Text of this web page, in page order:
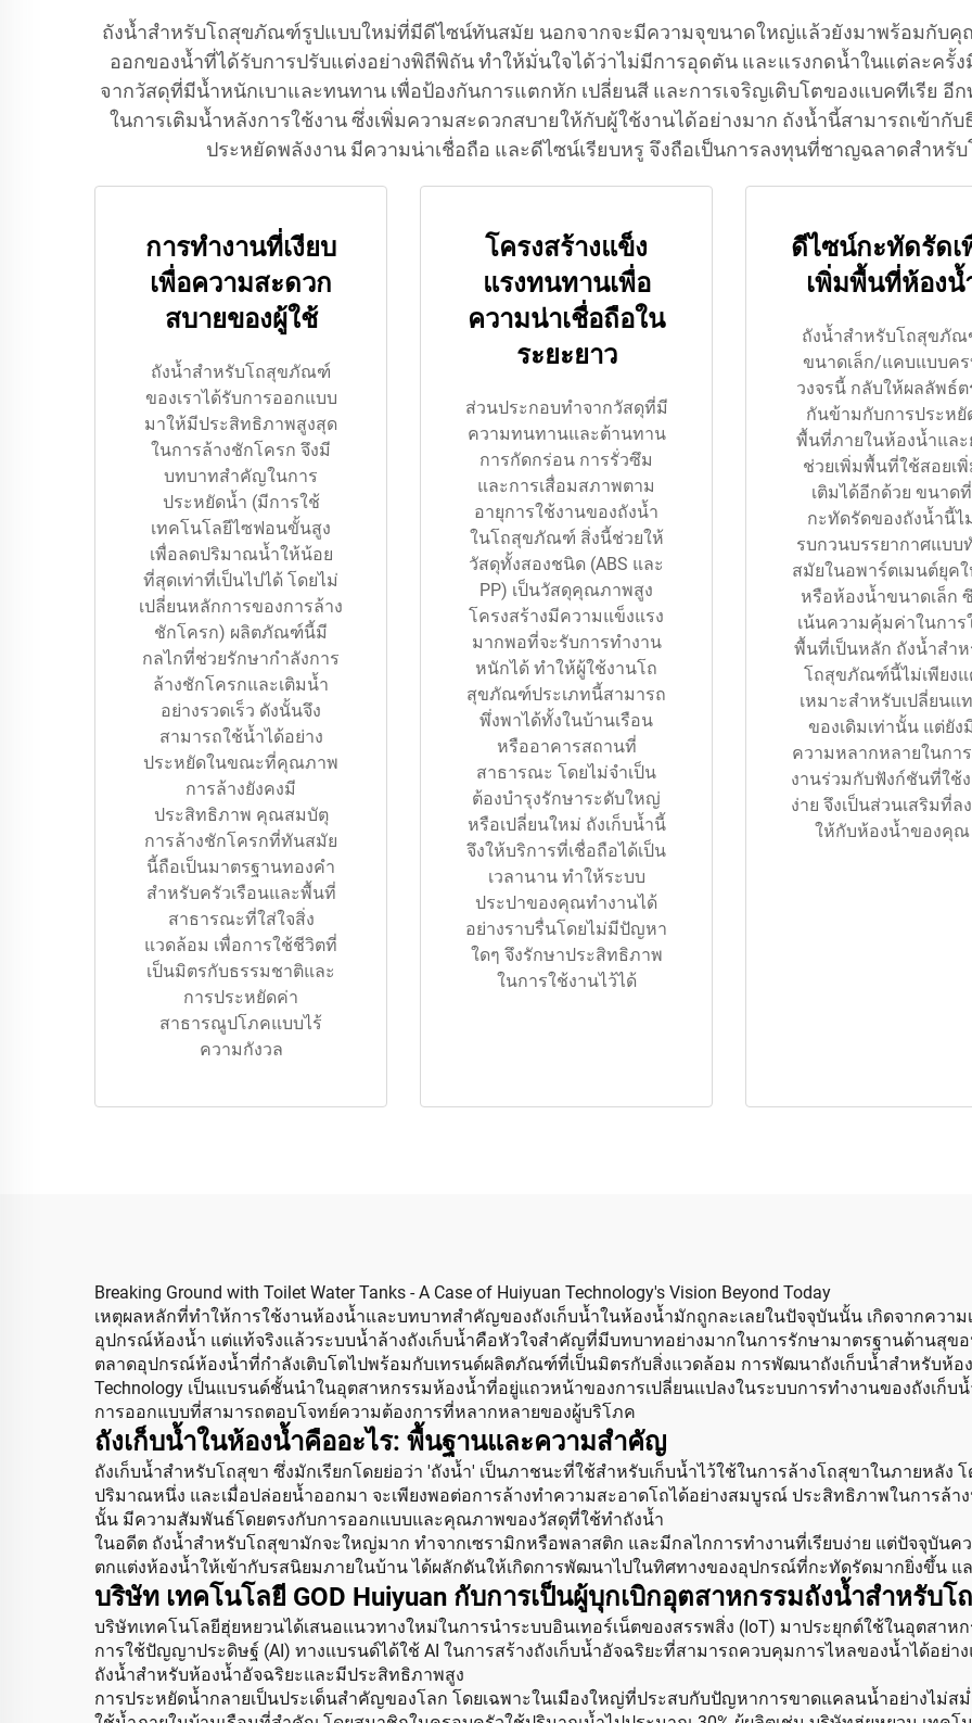
ถังน้ำสำหรับโถสุขภัณฑ์รูปแบบใหม่ที่มีดีไซน์ทันสมัย นอกจากจะมีความจุขนาดใหญ่แล้วยังมาพร้อมกับคุ
ออกของน้ำที่ได้รับการปรับแต่งอย่างพิถีพิถัน ทำให้มั่นใจได้ว่าไม่มีการอุดตัน และแรงกดน้ำในแต่ละค
จากวัสดุที่มีน้ำหนักเบาและทนทาน เพื่อป้องกันการแตกหัก เปลี่ยนสี และการเจริญเติบโตของแบคทีเรีย อีก
ในการเติมน้ำหลังการใช้งาน ซึ่งเพิ่มความสะดวกสบายให้กับผู้ใช้งานได้อย่างมาก ถังน้ำนี้สามารถเข้า
ประหยัดพลังงาน มีความน่าเชื่อถือ และดีไซน์เรียบหรู จึงถือเป็นการลงทุนที่ชาญฉลาดสำหรั
การทำงานที่เงียบ
เพื่อความสะดวก
สบายของผู้ใช้
ถังน้ำสำหรับโถสุขภัณฑ์
ของเราได้รับการออกแบบ
มาให้มีประสิทธิภาพสูงสุด
ในการล้างชักโครก จึงมี
บทบาทสำคัญในการ
ประหยัดน้ำ (มีการใช้
เทคโนโลยีไซฟอนขั้นสูง
เพื่อลดปริมาณน้ำให้น้อย
ที่สุดเท่าที่เป็นไปได้ โดยไม่
เปลี่ยนหลักการของการล้าง
ชักโครก) ผลิตภัณฑ์นี้มี
กลไกที่ช่วยรักษากำลังการ
ล้างชักโครกและเติมน้ำ
อย่างรวดเร็ว ดังนั้นจึง
สามารถใช้น้ำได้อย่าง
ประหยัดในขณะที่คุณภาพ
การล้างยังคงมี
ประสิทธิภาพ คุณสมบัตุ
การล้างชักโครกที่ทันสมัย
นี้ถือเป็นมาตรฐานทองคำ
สำหรับครัวเรือนและพื้นที่
สาธารณะที่ใส่ใจสิ่ง
แวดล้อม เพื่อการใช้ชีวิตที่
เป็นมิตรกับธรรมชาติและ
การประหยัดค่า
สาธารณูปโภคแบบไร้
ความกังวล
โครงสร้างแข็ง
แรงทนทานเพื่อ
ความน่าเชื่อถือใน
ระยะยาว
ส่วนประกอบทำจากวัสดุที่มี
ความทนทานและต้านทาน
การกัดกร่อน การรั่วซึม
และการเสื่อมสภาพตาม
อายุการใช้งานของถังน้ำ
ในโถสุขภัณฑ์ สิ่งนี้ช่วยให้
วัสดุทั้งสองชนิด (ABS และ
PP) เป็นวัสดุคุณภาพสูง
โครงสร้างมีความแข็งแรง
มากพอที่จะรับการทำงาน
หนักได้ ทำให้ผู้ใช้งานโถ
สุขภัณฑ์ประเภทนี้สามารถ
พึ่งพาได้ทั้งในบ้านเรือน
หรืออาคารสถานที่
สาธารณะ โดยไม่จำเป็น
ต้องบำรุงรักษาระดับใหญ่
หรือเปลี่ยนใหม่ ถังเก็บน้ำนี้
จึงให้บริการที่เชื่อถือได้เป็น
เวลานาน ทำให้ระบบ
ประปาของคุณทำงานได้
อย่างราบรื่นโดยไม่มีปัญหา
ใดๆ จึงรักษาประสิทธิภาพ
ในการใช้งานไว้ได้
ดีไซน์กะทัดรัดเ
เพิ่มพื้นที่ห้องน้
ถังน้ำสำหรับโถสุขภั
ขนาดเล็ก/แคบแบบค
วงจรนี้ กลับให้ผลลัพธ์ต
กันข้ามกับการประหยั
พื้นที่ภายในห้องน้ำและ
ช่วยเพิ่มพื้นที่ใช้สอยเ
เติมได้อีกด้วย ขนาดที่
กะทัดรัดของถังน้ำนี้ไ
รบกวนบรรยากาศแบบ
สมัยในอพาร์ตเมนต์ยุค
หรือห้องน้ำขนาดเล็ก
เน้นความคุ้มค่าในการ
พื้นที่เป็นหลัก ถังน้ำสำ
โถสุขภัณฑ์นี้ไม่เพียงแ
เหมาะสำหรับเปลี่ยนแ
ของเดิมเท่านั้น แต่ยัง
ความหลากหลายในกา
งานร่วมกับฟังก์ชันที่ใช้
ง่าย จึงเป็นส่วนเสริมที่ล
ให้กับห้องน้ำของคุณ
Breaking Ground with Toilet Water Tanks - A Case of Huiyuan Technology's Vision Beyond Today
เหตุผลหลักที่ทำให้การใช้งานห้องน้ำและบทบาทสำคัญของถังเก็บน้ำในห้องน้ำมักถูกละเลยในปัจจุบันนั้น เกิดจากความ
อุปกรณ์ห้องน้ำ แต่แท้จริงแล้วระบบน้ำล้างถังเก็บน้ำคือหัวใจสำคัญที่มีบทบาทอย่างมากในการรักษามาตรฐานด้านสุ
ตลาดอุปกรณ์ห้องน้ำที่กำลังเติบโตไปพร้อมกับเทรนด์ผลิตภัณฑ์ที่เป็นมิตรกับสิ่งแวดล้อม การพัฒนาถังเก็บน้ำสำหรับห้อง
Technology เป็นแบรนด์ชั้นนำในอุตสาหกรรมห้องน้ำที่อยู่แถวหน้าของการเปลี่ยนแปลงในระบบการทำงานของถังเก็
การออกแบบที่สามารถตอบโจทย์ความต้องการที่หลากหลายของผู้บริโภค
ถังเก็บน้ำในห้องน้ำคืออะไร: พื้นฐานและความสำคัญ
ถังเก็บน้ำสำหรับโถสุขา ซึ่งมักเรียกโดยย่อว่า 'ถังน้ำ' เป็นภาชนะที่ใช้สำหรับเก็บน้ำไว้ใช้ในการล้างโถสุขาในภายหลัง
ปริมาณหนึ่ง และเมื่อปล่อยน้ำออกมา จะเพียงพอต่อการล้างทำความสะอาดโถได้อย่างสมบูรณ์ ประสิทธิภาพในการล้า
นั้น มีความสัมพันธ์โดยตรงกับการออกแบบและคุณภาพของวัสดุที่ใช้ทำถังน้ำ
ในอดีต ถังน้ำสำหรับโถสุขามักจะใหญ่มาก ทำจากเซรามิกหรือพลาสติก และมีกลไกการทำงานที่เรียบง่าย แต่ปัจจุบัน
ตกแต่งห้องน้ำให้เข้ากับรสนิยมภายในบ้าน ได้ผลักดันให้เกิดการพัฒนาไปในทิศทางของอุปกรณ์ที่กะทัดรัดมากยิ่งขึ้น แ
บริษัท เทคโนโลยี GOD Huiyuan กับการเป็นผู้บุกเบิกอุตสาหกรรมถังน้ำสำหรับโ
บริษัทเทคโนโลยีฮุ่ยหยวนได้เสนอแนวทางใหม่ในการนำระบบอินเทอร์เน็ตของสรรพสิ่ง (IoT) มาประยุกต์ใช้ในอุตสา
การใช้ปัญญาประดิษฐ์ (AI) ทางแบรนด์ได้ใช้ AI ในการสร้างถังเก็บน้ำอัจฉริยะที่สามารถควบคุมการไหลของน้ำได้อย่า
ถังน้ำสำหรับห้องน้ำอัจฉริยะและมีประสิทธิภาพสูง
การประหยัดน้ำกลายเป็นประเด็นสำคัญของโลก โดยเฉพาะในเมืองใหญ่ที่ประสบกับปัญหาการขาดแคลนน้ำอย่างไม่ส